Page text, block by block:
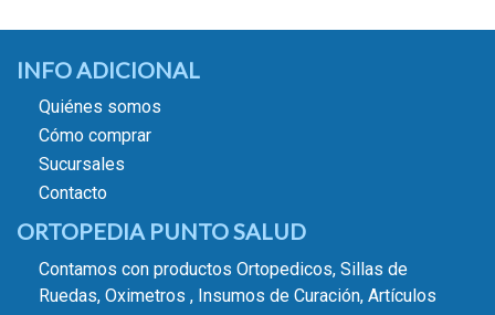
INFO ADICIONAL
Quiénes somos
Cómo comprar
Sucursales
Contacto
ORTOPEDIA PUNTO SALUD
Contamos con productos Ortopedicos, Sillas de
Ruedas, Oximetros , Insumos de Curación, Artículos